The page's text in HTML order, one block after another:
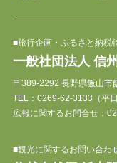
■旅行企画・ふるさと納税
一般社団法人 信
〒389-2292 長野県飯山市
TEL： 0269-62-3133 （平
広報に関するお問合せ：
■観光に関するお問い合わ